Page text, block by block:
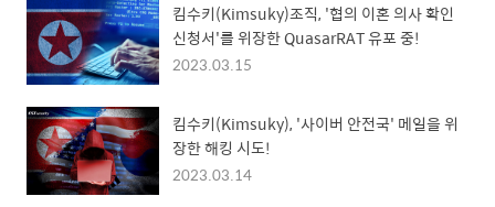
킴수키(Kimsuky)조직, '협의 이혼 의사 확인
신청서'를 위장한 QuasarRAT 유포 중!
2023.03.15
킴수키(Kimsuky), '사이버 안전국' 메일을 위
장한 해킹 시도!
2023.03.14